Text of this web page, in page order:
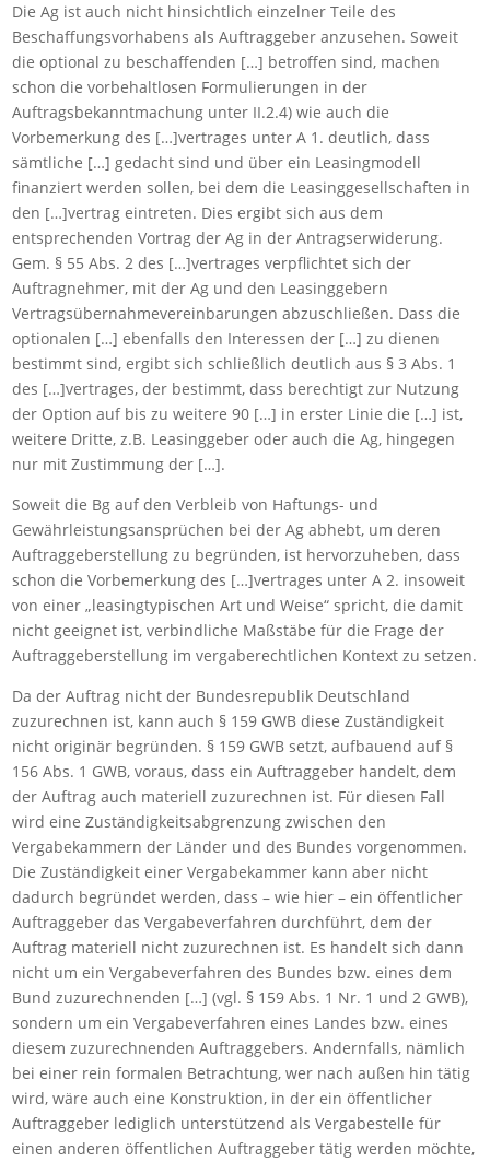
Die Ag ist auch nicht hinsichtlich einzelner Teile des
Beschaffungsvorhabens als Auftraggeber anzusehen. Soweit
die optional zu beschaffenden […] betroffen sind, machen
schon die vorbehaltlosen Formulierungen in der
Auftragsbekanntmachung unter II.2.4) wie auch die
Vorbemerkung des […]vertrages unter A 1. deutlich, dass
sämtliche […] gedacht sind und über ein Leasingmodell
finanziert werden sollen, bei dem die Leasinggesellschaften in
den […]vertrag eintreten. Dies ergibt sich aus dem
entsprechenden Vortrag der Ag in der Antragserwiderung.
Gem. § 55 Abs. 2 des […]vertrages verpflichtet sich der
Auftragnehmer, mit der Ag und den Leasinggebern
Vertragsübernahmevereinbarungen abzuschließen. Dass die
optionalen […] ebenfalls den Interessen der […] zu dienen
bestimmt sind, ergibt sich schließlich deutlich aus § 3 Abs. 1
des […]vertrages, der bestimmt, dass berechtigt zur Nutzung
der Option auf bis zu weitere 90 […] in erster Linie die […] ist,
weitere Dritte, z.B. Leasinggeber oder auch die Ag, hingegen
nur mit Zustimmung der […].
Soweit die Bg auf den Verbleib von Haftungs- und
Gewährleistungsansprüchen bei der Ag abhebt, um deren
Auftraggeberstellung zu begründen, ist hervorzuheben, dass
schon die Vorbemerkung des […]vertrages unter A 2. insoweit
von einer „leasingtypischen Art und Weise“ spricht, die damit
nicht geeignet ist, verbindliche Maßstäbe für die Frage der
Auftraggeberstellung im vergaberechtlichen Kontext zu setzen.
Da der Auftrag nicht der Bundesrepublik Deutschland
zuzurechnen ist, kann auch § 159 GWB diese Zuständigkeit
nicht originär begründen. § 159 GWB setzt, aufbauend auf §
156 Abs. 1 GWB, voraus, dass ein Auftraggeber handelt, dem
der Auftrag auch materiell zuzurechnen ist. Für diesen Fall
wird eine Zuständigkeitsabgrenzung zwischen den
Vergabekammern der Länder und des Bundes vorgenommen.
Die Zuständigkeit einer Vergabekammer kann aber nicht
dadurch begründet werden, dass – wie hier – ein öffentlicher
Auftraggeber das Vergabeverfahren durchführt, dem der
Auftrag materiell nicht zuzurechnen ist. Es handelt sich dann
nicht um ein Vergabeverfahren des Bundes bzw. eines dem
Bund zuzurechnenden […] (vgl. § 159 Abs. 1 Nr. 1 und 2 GWB),
sondern um ein Vergabeverfahren eines Landes bzw. eines
diesem zuzurechnenden Auftraggebers. Andernfalls, nämlich
bei einer rein formalen Betrachtung, wer nach außen hin tätig
wird, wäre auch eine Konstruktion, in der ein öffentlicher
Auftraggeber lediglich unterstützend als Vergabestelle für
einen anderen öffentlichen Auftraggeber tätig werden möchte,